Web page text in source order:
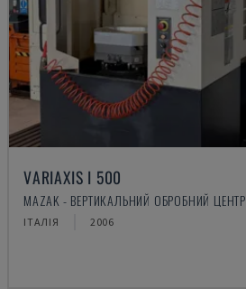
VARIAXIS I 500
MAZAK - ВЕРТИКАЛЬНИЙ ОБРОБНИЙ ЦЕНТР
ІТАЛІЯ 2006